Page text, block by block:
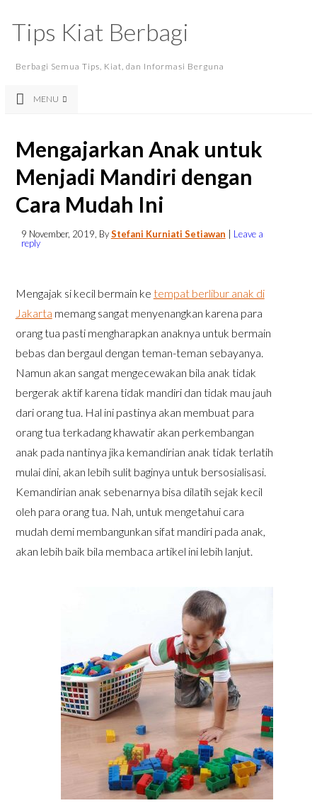
Tips Kiat Berbagi
Berbagi Semua Tips, Kiat, dan Informasi Berguna
MENU
Mengajarkan Anak untuk
Menjadi Mandiri dengan
Cara Mudah Ini
9 November, 2019 , ByStefani Kurniati Setiawan
Leave a
reply
Mengajak si kecil bermain ke tempat berlibur anak di
Jakarta memang sangat menyenangkan karena para
orang tua pasti mengharapkan anaknya untuk bermain
bebas dan bergaul dengan teman-teman sebayanya.
Namun akan sangat mengecewakan bila anak tidak
bergerak aktif karena tidak mandiri dan tidak mau jauh
dari orang tua. Hal ini pastinya akan membuat para
orang tua terkadang khawatir akan perkembangan
anak pada nantinya jika kemandirian anak tidak terlatih
mulai dini, akan lebih sulit baginya untuk bersosialisasi.
Kemandirian anak sebenarnya bisa dilatih sejak kecil
oleh para orang tua. Nah, untuk mengetahui cara
mudah demi membangunkan sifat mandiri pada anak,
akan lebih baik bila membaca artikel ini lebih lanjut.